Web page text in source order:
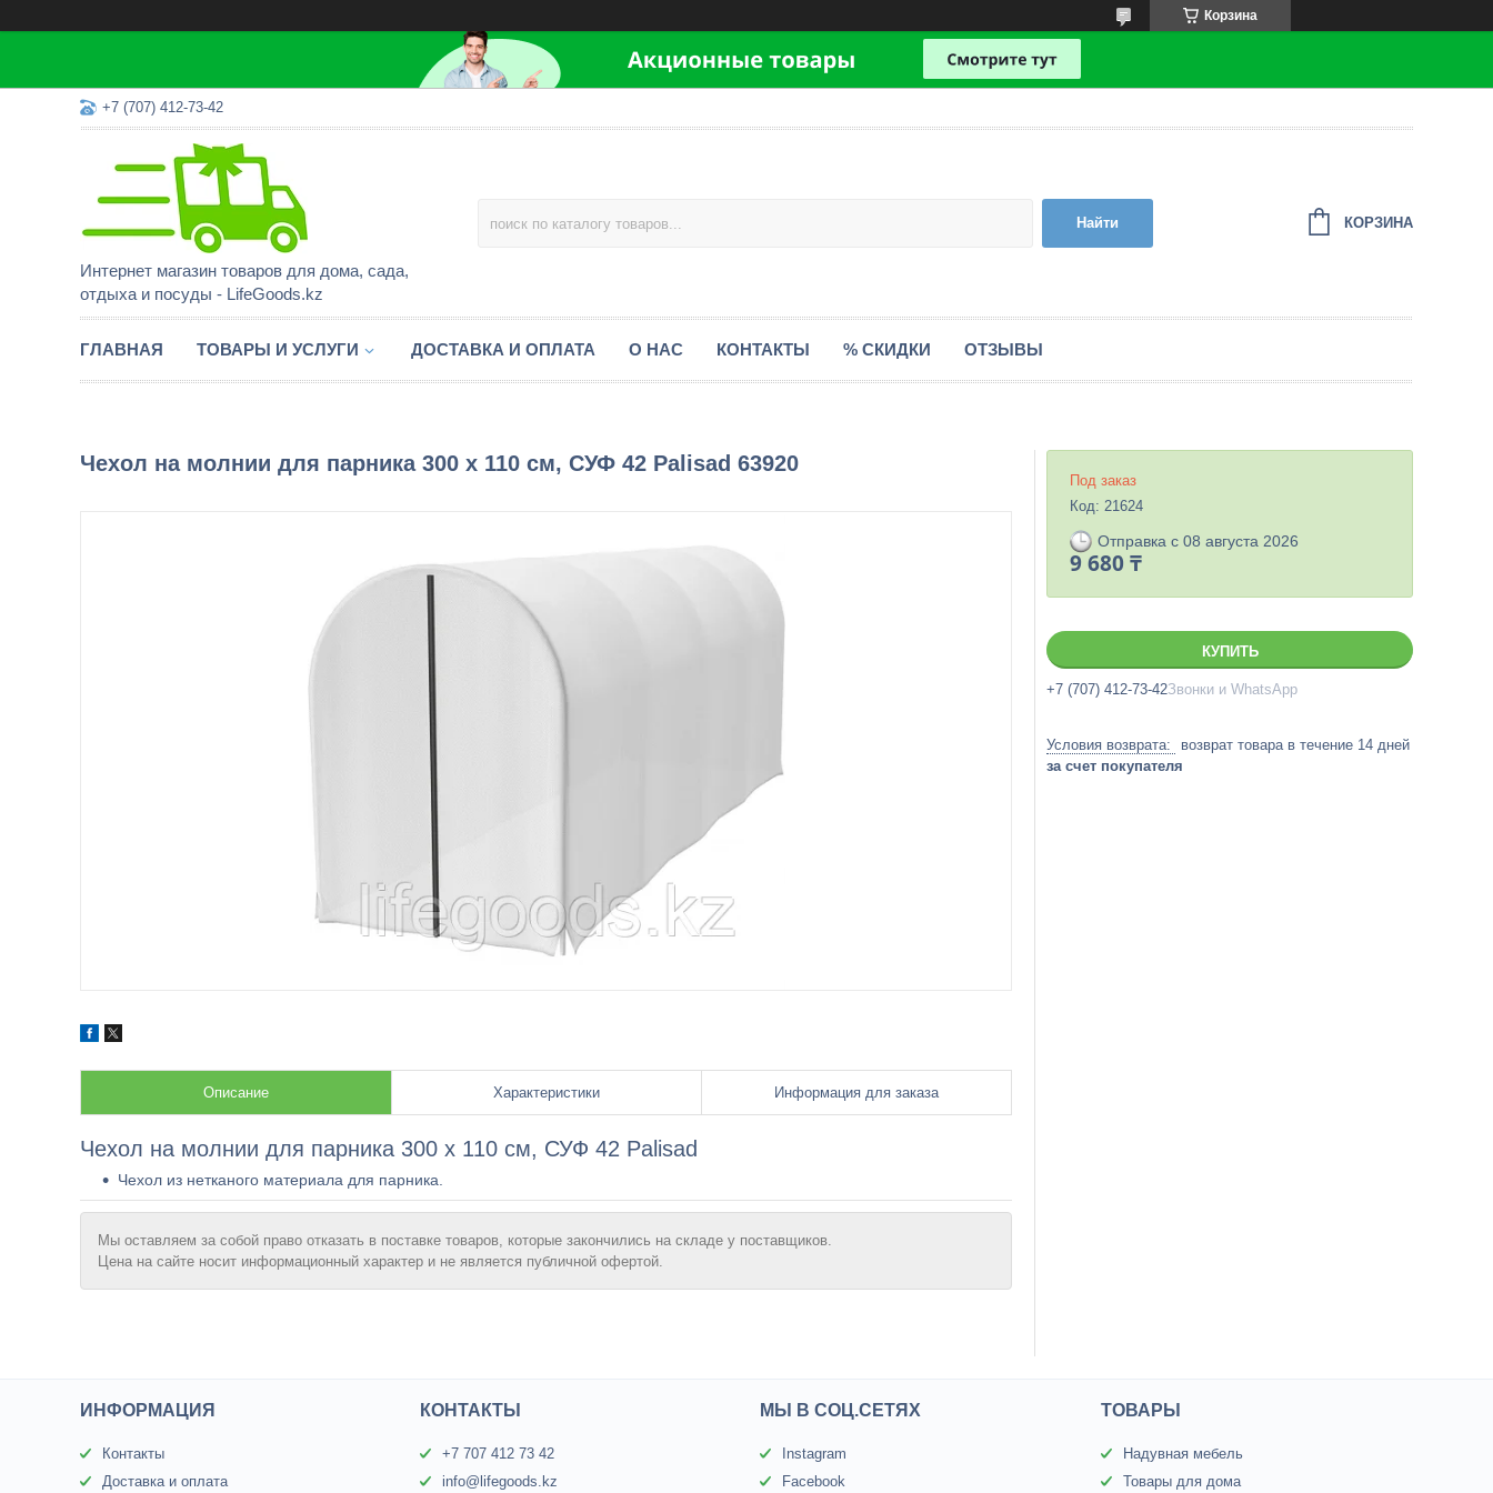
Корзина
+7 (707) 412-73-42
Интернет магазин товаров для дома, сада,
отдыха и посуды - LifeGoods.kz
Найти КОРЗИНА
ГЛАВНАЯ ТОВАРЫ И УСЛУГИ ДОСТАВКА И ОПЛАТА О НАС КОНТАКТЫ % СКИДКИ ОТЗЫВЫ
Чехол на молнии для парника 300 х 110 см, СУФ 42 Palisad 63920
Описание Характеристики Информация для заказа
Чехол на молнии для парника 300 х 110 см, СУФ 42 Palisad
Чехол из нетканого материала для парника.
Мы оставляем за собой право отказать в поставке товаров, которые закончились на складе у поставщиков.
Цена на сайте носит информационный характер и не является публичной офертой.
Под заказ
Код: 21624
Отправка с 08 августа 2026
9 680 ₸
КУПИТЬ
+7 (707) 412-73-42Звонки и WhatsApp
возврат товара в течение 14 дней
за счет покупателя
ИНФОРМАЦИЯ
Контакты
Доставка и оплата
КОНТАКТЫ
+7 707 412 73 42
info@lifegoods.kz
МЫ В СОЦ.СЕТЯХ
Instagram
Facebook
ТОВАРЫ
Надувная мебель
Товары для дома